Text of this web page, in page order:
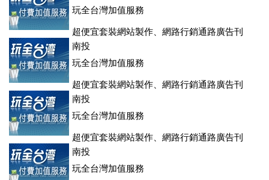
玩全台灣加值服務
超便宜套裝網站製作、網路行銷通路廣告刊
登、訂房系統、客房委託旅行社銷售，全面優惠中....
南投
玩全台灣加值服務
超便宜套裝網站製作、網路行銷通路廣告刊
登、訂房系統、客房委託旅行社銷售，全面優惠中....
南投
玩全台灣加值服務
超便宜套裝網站製作、網路行銷通路廣告刊
登、訂房系統、客房委託旅行社銷售，全面優惠中....
南投
玩全台灣加值服務